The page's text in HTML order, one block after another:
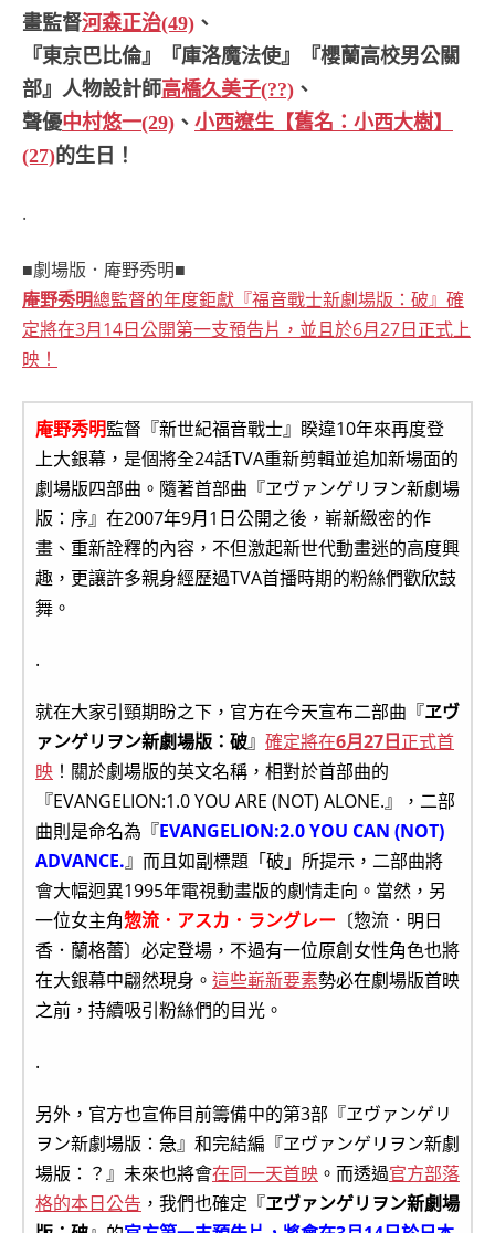
畫監督河森正治(49) 、
『東京巴比倫』『庫洛魔法使』『櫻蘭高校男公關
部』人物設計師高橋久美子(??) 、
聲優中村悠一(29) 、 小西遼生【舊名：小西大樹】
(27)的生日！
.
■劇場版．庵野秀明■
庵野秀明總監督的年度鉅獻『福音戰士新劇場版：破』確
定將在3月14日公開第一支預告片，並且於6月27日正式上
映！
庵野秀明監督『新世紀福音戰士』睽違10年來再度登
上大銀幕，是個將全24話TVA重新剪輯並追加新場面的
劇場版四部曲。隨著首部曲『ヱヴァンゲリヲン新劇場
版：序』在2007年9月1日公開之後，嶄新緻密的作
畫、重新詮釋的內容，不但激起新世代動畫迷的高度興
趣，更讓許多親身經歷過TVA首播時期的粉絲們歡欣鼓
舞。
.
就在大家引頸期盼之下，官方在今天宣布二部曲『ヱヴ
ァンゲリヲン新劇場版：破』 確定將在6月27日正式首
映 ！關於劇場版的英文名稱，相對於首部曲的
『EVANGELION:1.0 YOU ARE (NOT) ALONE.』，二部
曲則是命名為『EVANGELION:2.0 YOU CAN (NOT)
ADVANCE.』而且如副標題「破」所提示，二部曲將
會大幅迥異1995年電視動畫版的劇情走向。當然，另
一位女主角惣流．アスカ．ラングレー 〔惣流．明日
香．蘭格蕾〕必定登場，不過有一位原創女性角色也將
在大銀幕中翩然現身。 這些嶄新要素勢必在劇場版首映
之前，持續吸引粉絲們的目光。
.
另外，官方也宣佈目前籌備中的第3部『ヱヴァンゲリ
ヲン新劇場版：急』和完結編『ヱヴァンゲリヲン新劇
場版：？』未來也將會在同一天首映 。而透過官方部落
格的本日公告 ，我們也確定『ヱヴァンゲリヲン新劇場